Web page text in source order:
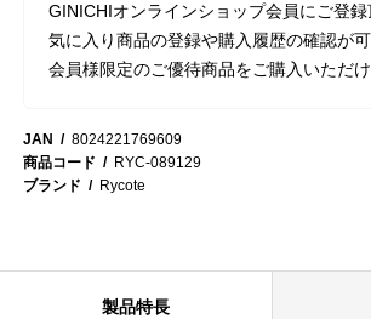
GINICHIオンラインショップ会員にご登
気に入り商品の登録や購入履歴の確認が可
会員様限定のご優待商品をご購入いただけ
JAN
8024221769609
商品コード
RYC-089129
ブランド
Rycote
製品特長